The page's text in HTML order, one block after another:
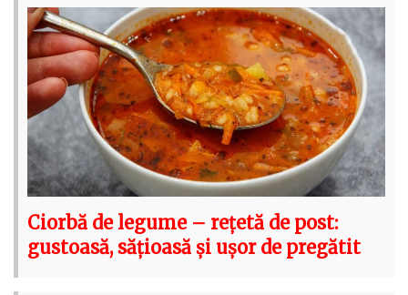
Ciorbă de legume – rețetă de post:
gustoasă, sățioasă și ușor de pregătit